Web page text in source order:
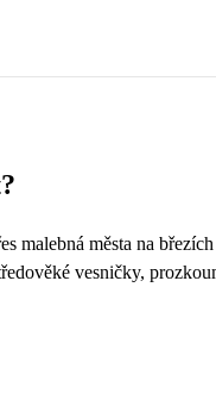
malebná města na
vesničky,